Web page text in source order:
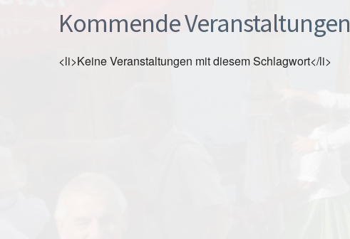
Kommende Veranstaltungen
<li>Keine Veranstaltungen mit diesem Schlagwort</li>